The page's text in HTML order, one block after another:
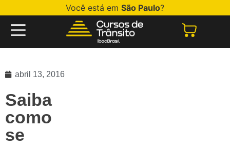
Você está em São Paulo?
abril 13, 2016
Saiba
como
se